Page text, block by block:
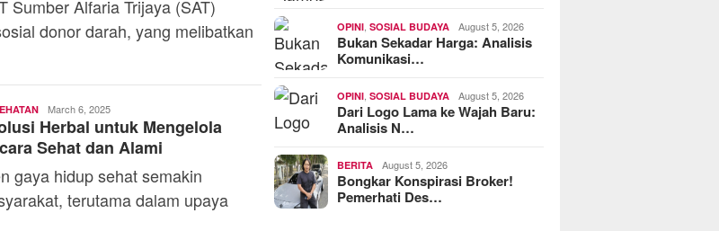
Sumber Alfaria Trijaya (SAT)
donor darah, yang melibatkan
Andi
Mardana
March 6, 2025
Herbal untuk Mengelola
Sehat dan Alami
gaya hidup sehat semakin
terutama dalam upaya
OPINI ,SOSIAL BUDAYA August 5, 2026
Bukan Sekadar Harga: Analisis
Komunikasi…
OPINI ,SOSIAL BUDAYA August 5, 2026
Dari Logo Lama ke Wajah Baru:
Analisis N…
BERITA August 5, 2026
Bongkar Konspirasi Broker!
Pemerhati Des…